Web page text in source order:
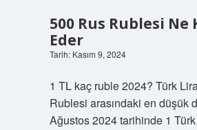
500 Rus Rublesi Ne
Eder
Tarih: Kasım 9, 2024
1 TL kaç ruble 2024? Türk
Rublesi arasındaki en düşük
Ağustos 2024 tarihinde 1 Türk